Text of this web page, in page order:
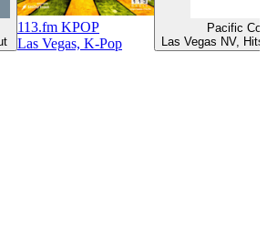
113.fm KPOP
Las Vegas, K-Pop
Pacific
Las Vegas NV,